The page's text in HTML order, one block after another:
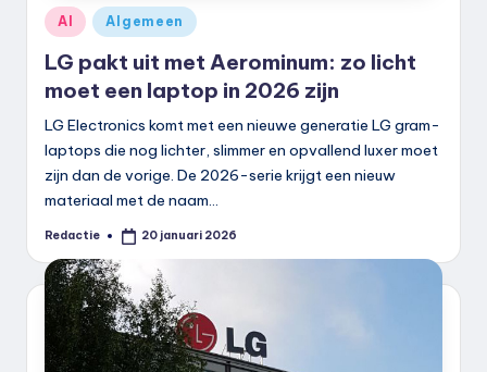
Geplaatst
in
AI Algemeen
LG pakt uit met Aerominum: zo licht
moet een laptop in 2026 zijn
LG Electronics komt met een nieuwe generatie LG gram-
laptops die nog lichter, slimmer en opvallend luxer moet
zijn dan de vorige. De 2026-serie krijgt een nieuw
materiaal met de naam…
Geplaatst
Redactie 20 januari 2026